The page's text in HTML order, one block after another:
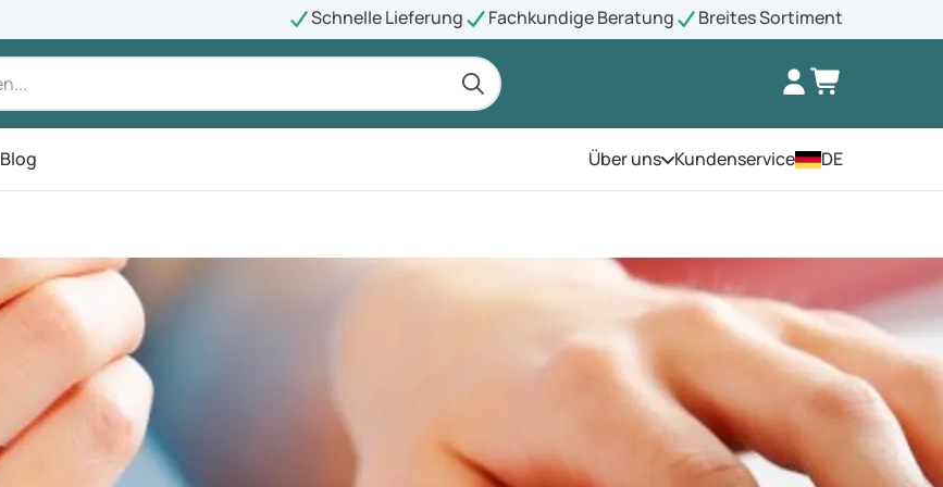
Schnelle Lieferung Fachkundige Beratung Breites Sortiment
Blog Über unsÖffnen Sie das Menü
Kundenservice DE